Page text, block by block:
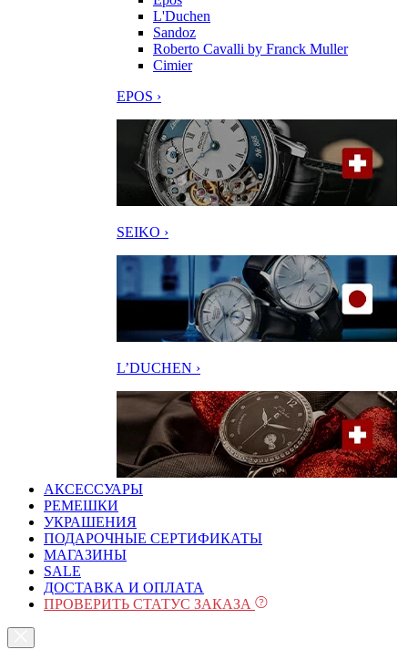
L'Duchen
Sandoz
Roberto Cavalli by Franck Muller
Cimier
EPOS ›
SEIKO ›
L’DUCHEN ›
АКСЕССУАРЫ
РЕМЕШКИ
УКРАШЕНИЯ
ПОДАРОЧНЫЕ СЕРТИФИКАТЫ
МАГАЗИНЫ
SALE
ДОСТАВКА И ОПЛАТА
ПРОВЕРИТЬ СТАТУС ЗАКАЗА